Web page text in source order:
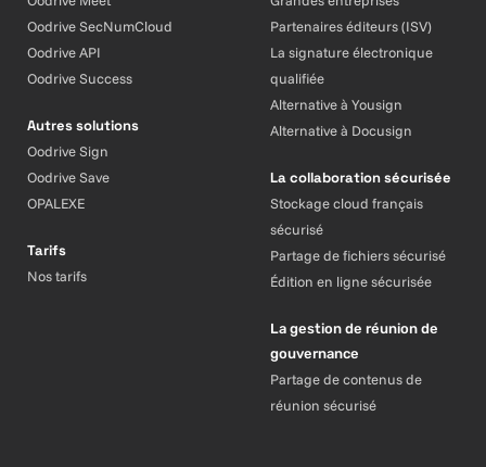
Oodrive SecNumCloud
Oodrive API
Oodrive Success
Autres solutions
Oodrive Sign
Oodrive Save
OPALEXE
Tarifs
Nos tarifs
Partenaires éditeurs (ISV)
La signature électronique
qualifiée
Alternative à Yousign
Alternative à Docusign
La collaboration sécurisée
Stockage cloud français
sécurisé
Partage de fichiers sécurisé
Édition en ligne sécurisée
La gestion de réunion de
gouvernance
Partage de contenus de
réunion sécurisé